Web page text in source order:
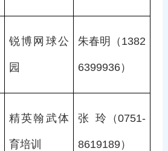
锐博网球公
园
朱春明（1382
6399936）
精英翰武体
育培训
张  玲（0751-
8619189）